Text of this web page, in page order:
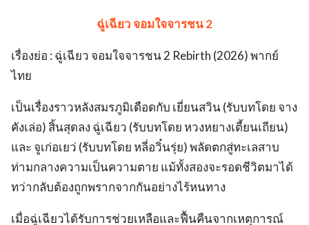
ฉู่เฉียว จอมใจจารชน 2
เรื่องย่อ : ฉู่เฉียว จอมใจจารชน 2 Rebirth (2026) พากย์
ไทย
เป็นเรื่องราวหลังสมรภูมิเดือดกับ เยี่ยนสวิน (รับบทโดย จาง
คังเล่อ) สิ้นสุดลง ฉู่เฉียว (รับบทโดย หวงหยางเตี้ยนเถียน)
และ จูเก่อเยว่ (รับบทโดย หลี่อวิ๋นรุ่ย) พลัดตกสู่ทะเลสาบ
ท่ามกลางความเป็นความตาย แม้ทั้งสองจะรอดชีวิตมาได้
ทว่ากลับต้องถูกพรากจากกันอย่างไร้หนทาง
เมื่อฉู่เฉียวได้รับการช่วยเหลือและฟื้นคืนจากเหตุการณ์